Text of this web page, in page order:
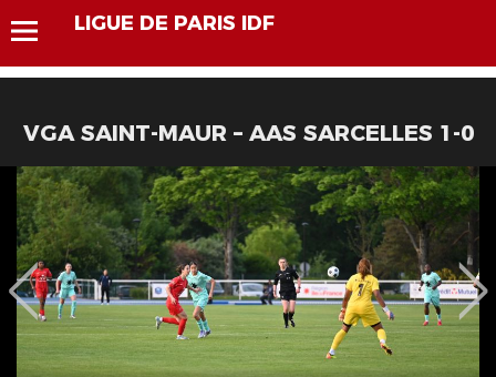
LIGUE DE PARIS IDF
VGA SAINT-MAUR – AAS SARCELLES 1-0